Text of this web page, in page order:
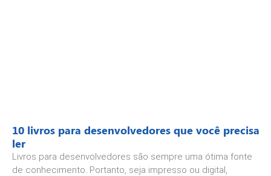
10 livros para desenvolvedores que você precisa
ler
Livros para desenvolvedores são sempre uma ótima fonte
de conhecimento. Portanto, seja impresso ou digital,